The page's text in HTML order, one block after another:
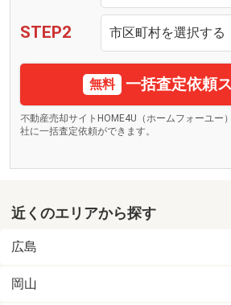
STEP2
無料 一括査定依頼
不動産売却サイトHOME4U（ホームフォーユー
社に一括査定依頼ができます。
近くのエリアから探す
広島
岡山